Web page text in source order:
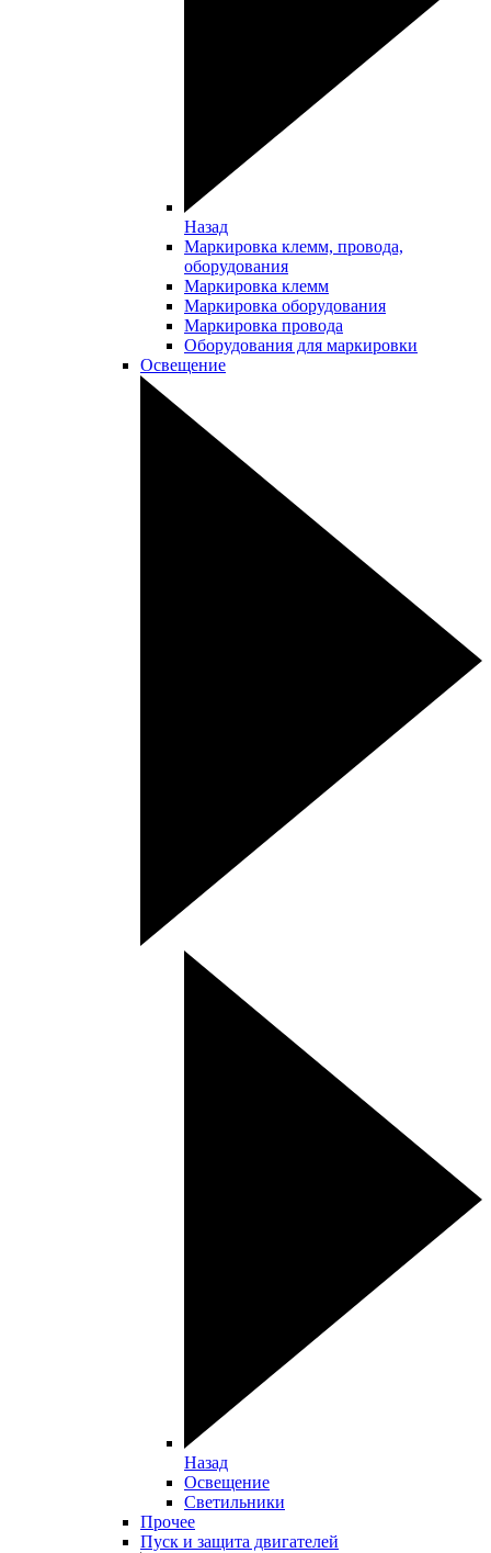
Назад
Маркировка клемм, провода,
оборудования
Маркировка клемм
Маркировка оборудования
Маркировка провода
Оборудования для маркировки
Освещение
Назад
Освещение
Светильники
Прочее
Пуск и защита двигателей